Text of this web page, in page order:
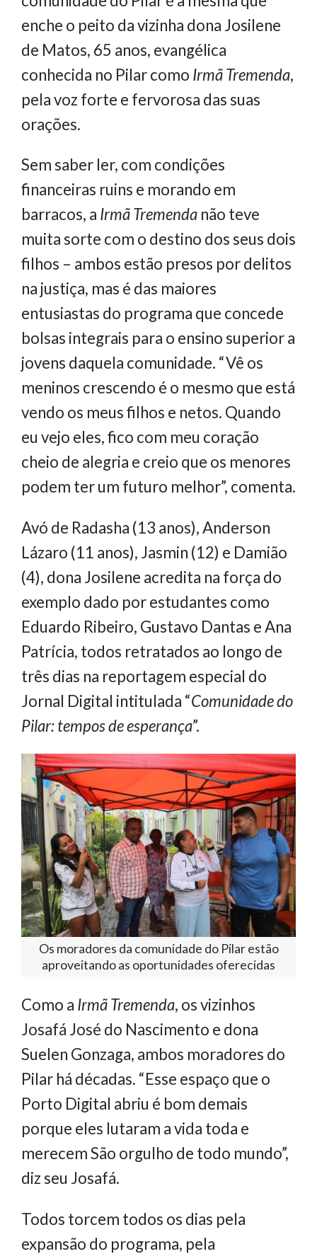
enche o peito da vizinha dona Josilene
de Matos, 65 anos, evangélica
conhecida no Pilar como Irmã Tremenda,
pela voz forte e fervorosa das suas
orações.
Sem saber ler, com condições
financeiras ruins e morando em
barracos, a Irmã Tremenda não teve
muita sorte com o destino dos seus dois
filhos – ambos estão presos por delitos
na justiça, mas é das maiores
entusiastas do programa que concede
bolsas integrais para o ensino superior a
jovens daquela comunidade. “Vê os
meninos crescendo é o mesmo que está
vendo os meus filhos e netos. Quando
eu vejo eles, fico com meu coração
cheio de alegria e creio que os menores
podem ter um futuro melhor”, comenta.
Avó de Radasha (13 anos), Anderson
Lázaro (11 anos), Jasmin (12) e Damião
(4), dona Josilene acredita na força do
exemplo dado por estudantes como
Eduardo Ribeiro, Gustavo Dantas e Ana
Patrícia, todos retratados ao longo de
três dias na reportagem especial do
Jornal Digital intitulada “Comunidade do
Pilar: tempos de esperança”.
Os moradores da comunidade do Pilar estão
aproveitando as oportunidades oferecidas
Como a Irmã Tremenda, os vizinhos
Josafá José do Nascimento e dona
Suelen Gonzaga, ambos moradores do
Pilar há décadas. “Esse espaço que o
Porto Digital abriu é bom demais
porque eles lutaram a vida toda e
merecem São orgulho de todo mundo”,
diz seu Josafá.
Todos torcem todos os dias pela
expansão do programa, pela